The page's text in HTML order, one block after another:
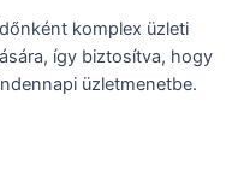
komplex üzleti
így biztosítva, hogy
üzletmenetbe.